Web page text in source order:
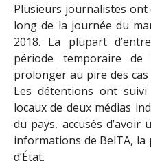
Plusieurs journalistes
long de la journée du
2018. La plupart
période temporaire
prolonger au pire des cas
Les détentions ont
locaux de deux médias
du pays, accusés
informations de BelTA, la
d’État.